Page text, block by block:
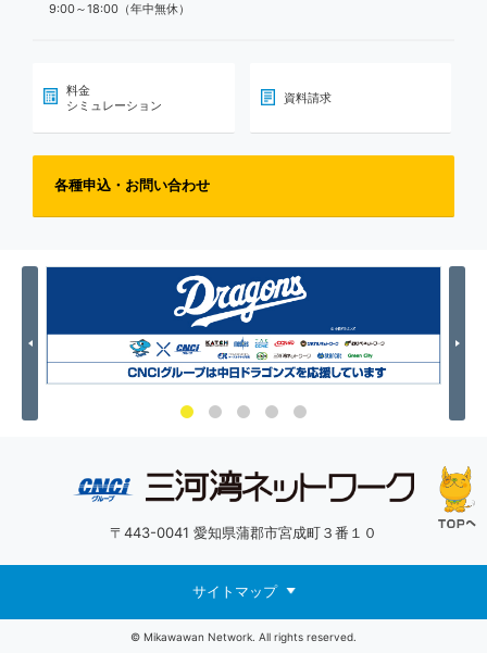
9:00～18:00（年中無休）
料金
シミュレーション
資料請求
各種申込・お問い合わせ
Previous Next
〒443-0041 愛知県蒲郡市宮成町３番１０
サイトマップ
© Mikawawan Network. All rights reserved.